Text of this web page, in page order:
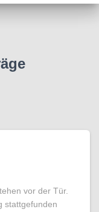
vor der Tür.
stattgefunden